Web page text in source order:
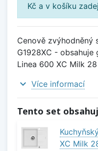
Kč a v košíku
Cenově zvýhodněný
G1928XC -
Linea 600 XC Milk
expand_more Více informací
Tento set
XC Milk